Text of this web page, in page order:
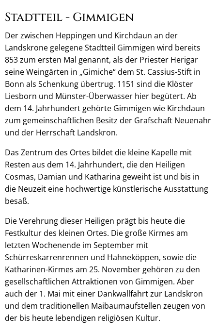
Stadtteil - Gimmigen
Der zwischen Heppingen und Kirchdaun an der
Landskrone gelegene Stadtteil Gimmigen wird bereits
853 zum ersten Mal genannt, als der Priester Herigar
seine Weingärten in „Gimiche“ dem St. Cassius-Stift in
Bonn als Schenkung übertrug. 1151 sind die Klöster
Liesborn und Münster-Überwasser hier begütert. Ab
dem 14. Jahrhundert gehörte Gimmigen wie Kirchdaun
zum gemeinschaftlichen Besitz der Grafschaft Neuenahr
und der Herrschaft Landskron.
Das Zentrum des Ortes bildet die kleine Kapelle mit
Resten aus dem 14. Jahrhundert, die den Heiligen
Cosmas, Damian und Katharina geweiht ist und bis in
die Neuzeit eine hochwertige künstlerische Ausstattung
besaß.
Die Verehrung dieser Heiligen prägt bis heute die
Festkultur des kleinen Ortes. Die große Kirmes am
letzten Wochenende im September mit
Schürreskarrenrennen und Hahneköppen, sowie die
Katharinen-Kirmes am 25. November gehören zu den
gesellschaftlichen Attraktionen von Gimmigen. Aber
auch der 1. Mai mit einer Dankwallfahrt zur Landskron
und dem traditionellen Maibaumaufstellen zeugen von
der bis heute lebendigen religiösen Kultur.